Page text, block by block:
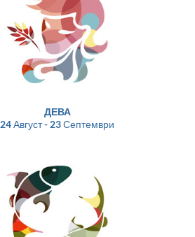
ДЕВА
24 Август - 23 Септември